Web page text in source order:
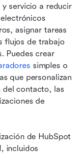
servicio a reducir
asignar tareas
flujos de trabajo
en HubSpot son altamente flexibles. Puedes crear
simples o
que personalizan
del contacto, las
de
de HubSpot
incluidos